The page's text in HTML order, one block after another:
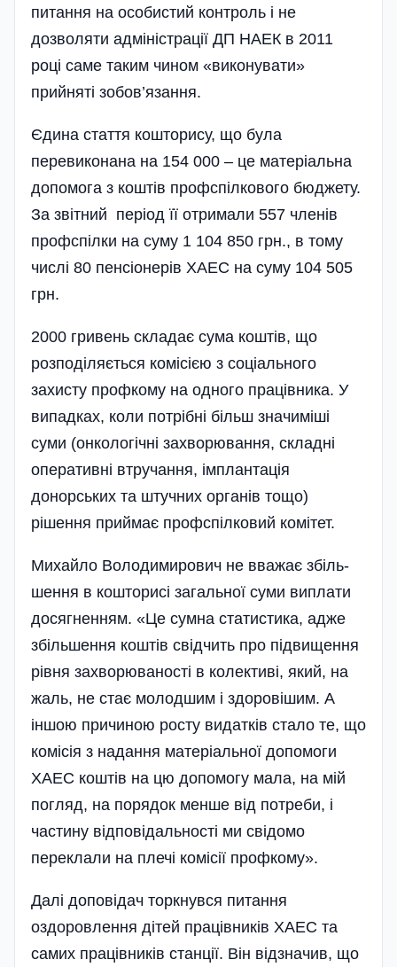
питання на особистий контроль і не
дозволяти адміністрації ДП НАЕК в 2011
році саме таким чином «виконувати»
прийняті зобов’язання.
Єдина стаття кошторису, що була
перевиконана на 154 000 – це матеріальна
допомога з коштів профспілкового бюджету.
За звітний період її отримали 557 членів
профспілки на суму 1 104 850 грн., в тому
числі 80 пенсіонерів ХАЕС на суму 104 505
грн.
2000 гривень складає сума коштів, що
розподіляється комісією з соціального
захисту профкому на одного працівника. У
випадках, коли потрібні більш значиміші
суми (онкологічні захворювання, складні
оперативні втручання, імплантація
донорських та штучних органів тощо)
рішення приймає профспілковий комітет.
Михайло Володимирович не вважає збіль­
шення в кошторисі загальної суми виплати
досягненням. «Це сумна статистика, адже
збільшення коштів свідчить про підвищення
рівня захворюваності в колективі, який, на
жаль, не стає молодшим і здорові­шим. А
іншою причиною росту видатків стало те, що
комісія з надання матеріальної допомоги
ХАЕС коштів на цю допомогу мала, на мій
погляд, на порядок менше від потреби, і
частину відповідальності ми свідомо
переклали на плечі комісії профкому».
Далі доповідач торкнувся питання
оздоровлення дітей працівників ХАЕС та
самих працівників станції. Він відзначив, що